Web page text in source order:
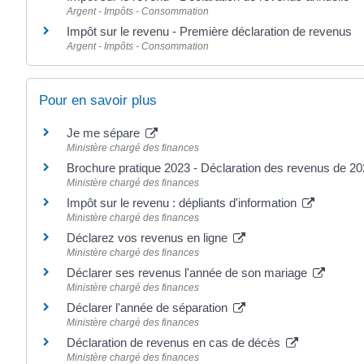
Argent - Impôts - Consommation
Impôt sur le revenu - Première déclaration de revenus
Argent - Impôts - Consommation
Pour en savoir plus
Je me sépare
Ministère chargé des finances
Brochure pratique 2023 - Déclaration des revenus de
Ministère chargé des finances
Impôt sur le revenu : dépliants d'information
Ministère chargé des finances
Déclarez vos revenus en ligne
Ministère chargé des finances
Déclarer ses revenus l'année de son mariage
Ministère chargé des finances
Déclarer l'année de séparation
Ministère chargé des finances
Déclaration de revenus en cas de décès
Ministère chargé des finances